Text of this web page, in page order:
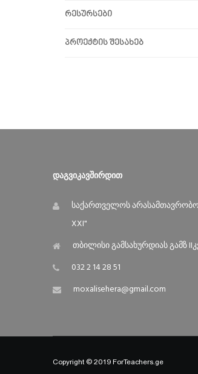
რესურსები
პროექტის შესახებ
Დაგვიკავშირდით
საქართველოს
XXI"
თბილისი გამსახურდიას გამზ
032 2 14 28 51
moxalisehera@gmail.com
Copyright © 2019 ForTeachers.ge